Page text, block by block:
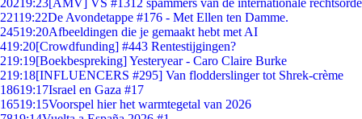
20219:23[AMV] VS #1312 spammers van de internationale rechtsorde
22119:22De Avondetappe #176 - Met Ellen ten Damme.
24519:20Afbeeldingen die je gemaakt hebt met AI
419:20[Crowdfunding] #443 Rentestijgingen?
219:19[Boekbespreking] Yesteryear - Caro Claire Burke
219:18[INFLUENCERS #295] Van flodderslinger tot Shrek-crème
18619:17Israel en Gaza #17
16519:15Voorspel hier het warmtegetal van 2026